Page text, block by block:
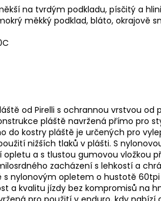
na tvrdým podkladu, písčitý a
měkký podklad, bláto, okrajově
od Pirelli s ochrannou vrstvou
pláště navržená přímo pro
do kostry pláště je určených pro
nižších tlaků v plášti. S
a s tlustou gumovou vložkou
zacházení s lehkostí a
s nylonovým opletem o hustotě
a kvalitu jízdy bez kompromisů na